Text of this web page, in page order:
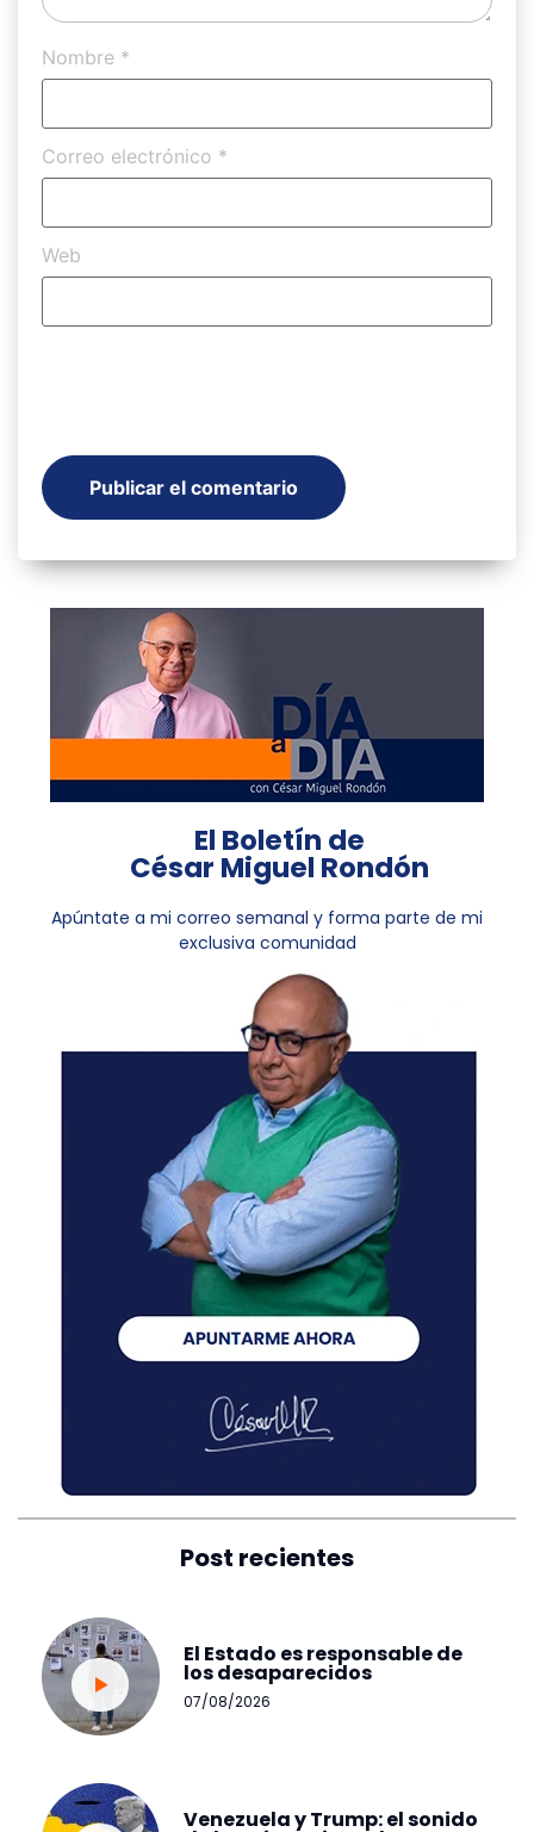
Nombre *
Correo electrónico *
Web
El Boletín de
César Miguel Rondón
Apúntate a mi correo semanal y forma parte de mi
exclusiva comunidad
Post recientes
El Estado es responsable de
los desaparecidos
07/08/2026
Venezuela y Trump: el sonido